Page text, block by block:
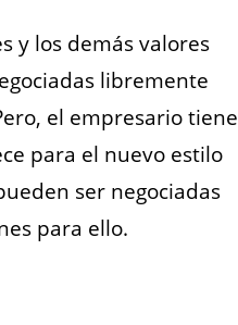
y los demás valores
libremente
el empresario tiene
para el nuevo estilo
ser negociadas
para ello.